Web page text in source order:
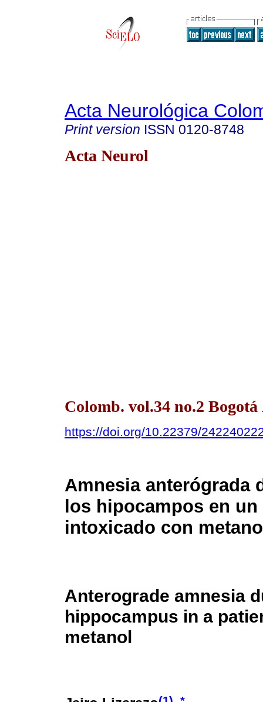
Acta Neurológica
Print version ISSN 0120-8748
Acta Neurol
Colomb. vol.34 no.2
https://doi.org/10.22379/
Amnesia anterógrada
los hipocampos en
intoxicado con
Anterograde amnesia
hippocampus in a
metanol